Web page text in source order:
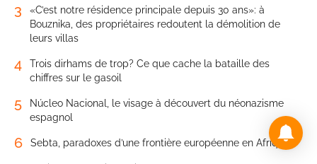
3
«C’est notre résidence principale depuis 30 ans»: à
Bouznika, des propriétaires redoutent la démolition de
leurs villas
4
Trois dirhams de trop? Ce que cache la bataille des
chiffres sur le gasoil
5
Núcleo Nacional, le visage à découvert du néonazisme
espagnol
6 Sebta, paradoxes d’une frontière européenne en Afrique